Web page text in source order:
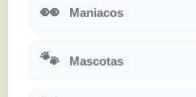
👀 Maniacos
🐾 Mascotas